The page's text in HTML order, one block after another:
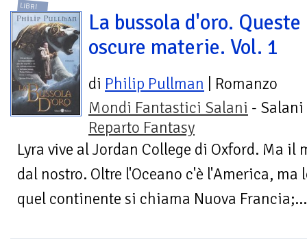
LIBRI
La bussola d'oro. Queste
oscure materie. Vol. 1
di Philip Pullman | Romanzo
Mondi Fantastici Salani - Salani
Reparto Fantasy
Lyra vive al Jordan College di Oxford. Ma il
dal nostro. Oltre l'Oceano c'è l'America,
quel continente si chiama Nuova Francia;...